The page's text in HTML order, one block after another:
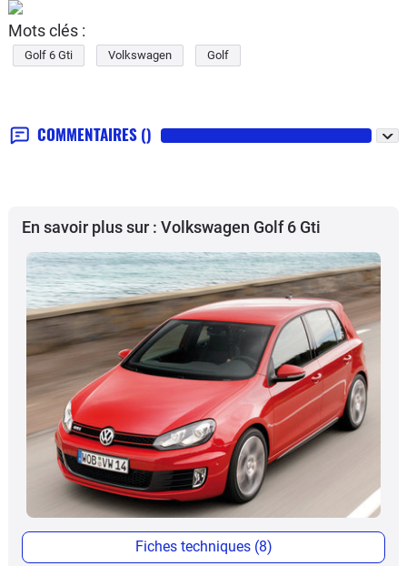
Mots clés :
Golf 6 Gti Volkswagen Golf
COMMENTAIRES ()
En savoir plus sur : Volkswagen Golf 6 Gti
Fiches techniques (8)